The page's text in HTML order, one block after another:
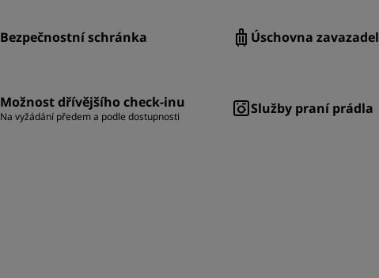
Bezpečnostní schránka Úschovna zavazadel
Možnost dřívějšího check-inu
Na vyžádání předem a podle dostupnosti Služby praní prádla